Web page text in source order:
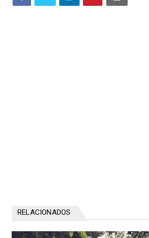
RELACIONADOS